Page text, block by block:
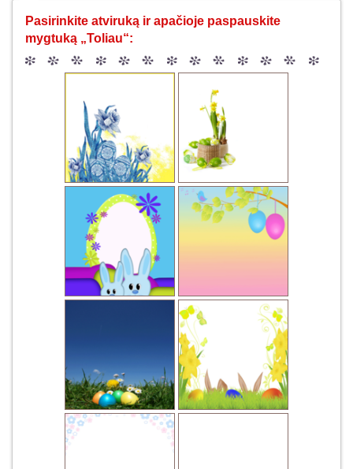
Pasirinkite atviruką ir apačioje paspauskite
mygtuką „Toliau“: